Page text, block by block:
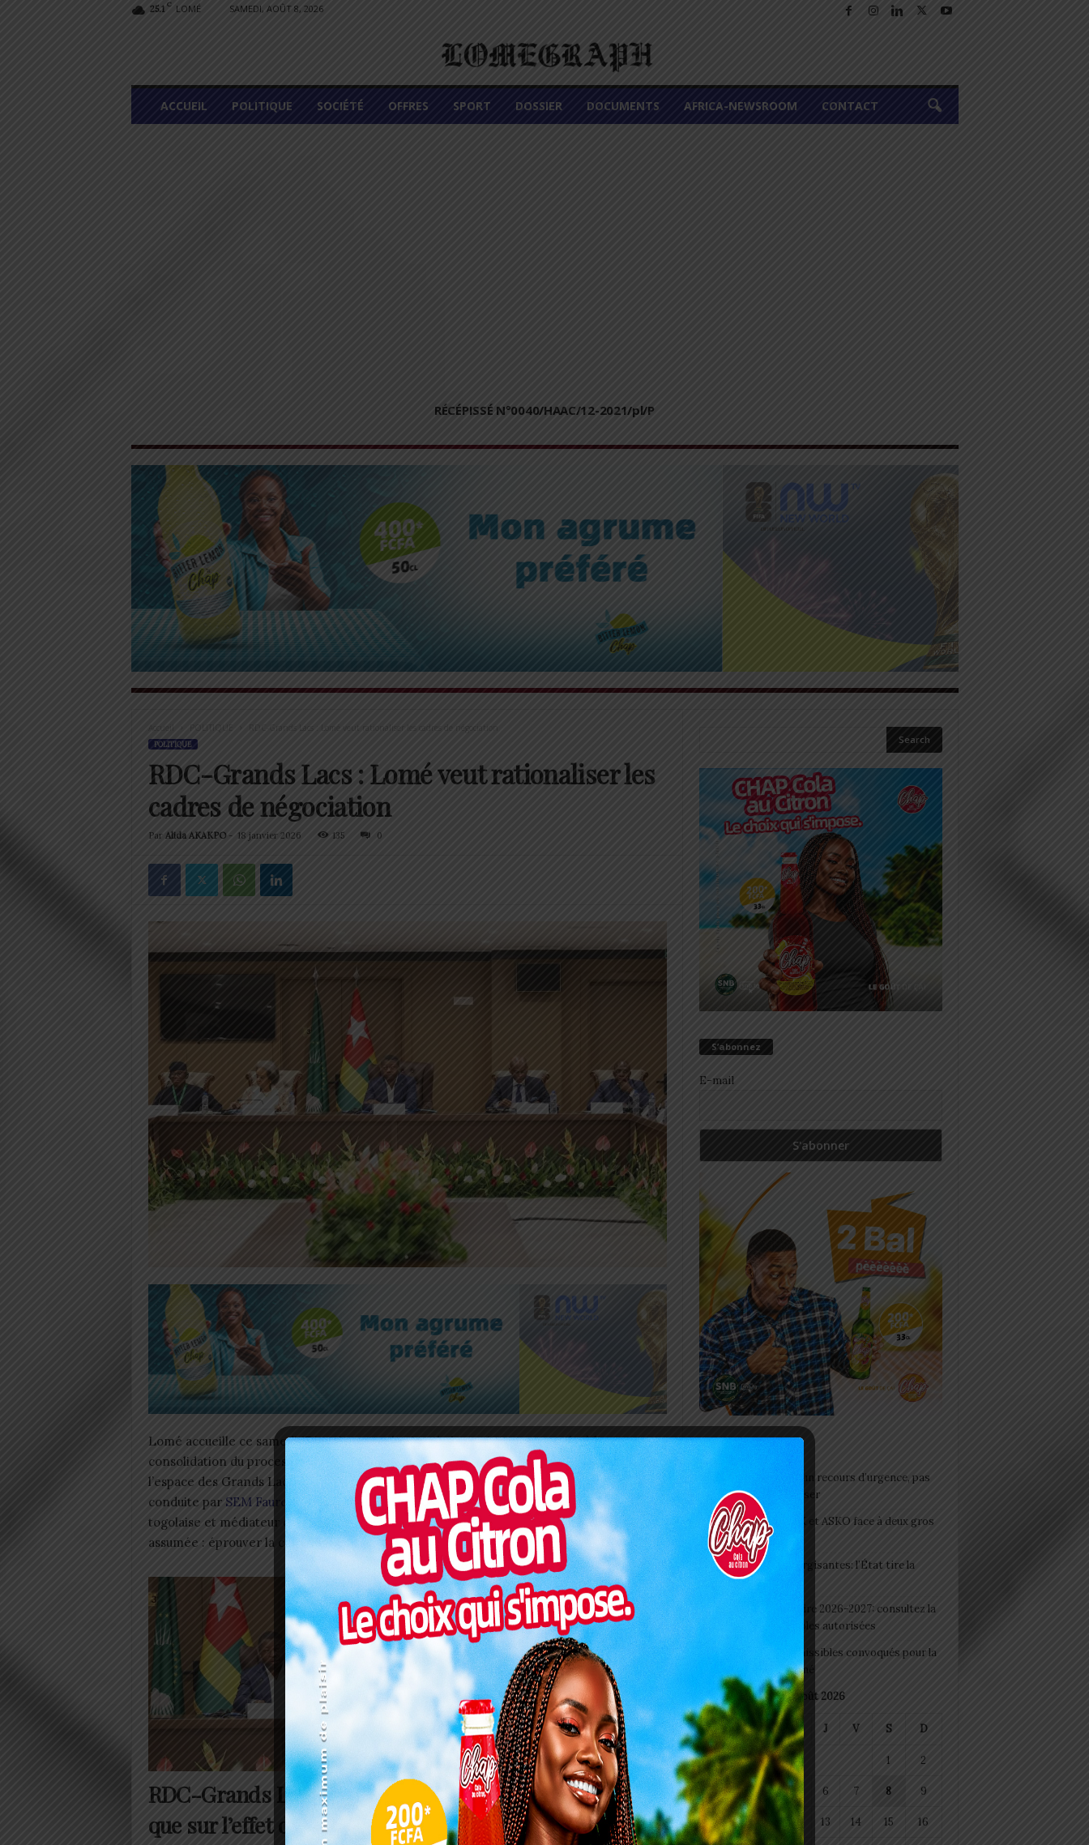
25.1 C LOMÉ SAMEDI, AOÛT 8, 2026
L
M
ACCUEIL POLITIQUE SOCIÉTÉ OFFRES SPORT DOSSIER DOCUMENTS AFRICA-NEWSROOM CONTACT
RÉCÉPISSÉ N°0040/HAAC/12-2021/pl/P
Accueil RDC-Grands Lacs : Lomé veut rationaliser les cadres de négociation
POLITIQUE
RDC-Grands Lacs : Lomé veut rationaliser les
cadres de négociation
Par Alida AKAKPO- 18 janvier 2026 135 0
Lomé accueille ce samedi 17 janvier une réunion de haut niveau consacrée à la
consolidation du processus de paix en République démocratique du Congo et dans
l’espace des Grands Lacs (RDC-Grands Lacs). À l’initiative du Togo, la rencontre est
conduite par SEM Faure Essozimna Gnassingbé , Président du Conseil de la République
togolaise et médiateur désigné de l’Union africaine, avec une ambition clairement
assumée : éprouver la capacité de l’action africaine à produire des résultats concrets.
Dans une région marquée par la
persistance des violences à l’Est de la RDC
et la multiplication des cadres de
négociation, Lomé se présente comme un
point de bascule. L’enjeu dépasse le simple
rendez-vous diplomatique : il s’agit de savoir
si la paix dans l’espace RDC-Grands Lacs
peut enfin passer du registre des intentions
à celui de l’exécution mesurable.
RDC-Grands Lacs : Lomé mise sur une méthode plutôt
que sur l’effet d’annonce
S’abonnez
E-mail
Articles récents
Pilule du lendemain : un recours d’urgence, pas
une habitude à banaliser
Interclubs CAF: ASCK et ASKO face à deux gros
morceaux
Togo/ Boissons énergisantes: l’État tire la
sonnette d’alarme
Togo/ Rentrée scolaire 2026-2027: consultez la
liste officielle des écoles autorisées
ESSAL 2026 : les admissibles convoqués pour la
visite médicale à Lomé
août 2026
L M M J V S D
1 2
3 4 5 6 7 8 9
10 11 12 13 14 15 16